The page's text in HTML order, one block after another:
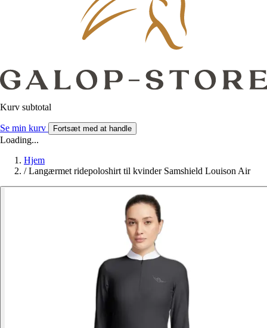
Kurv subtotal
Se min kurv Fortsæt med at handle
Loading...
Hjem
/ Langærmet ridepoloshirt til kvinder Samshield Louison Air